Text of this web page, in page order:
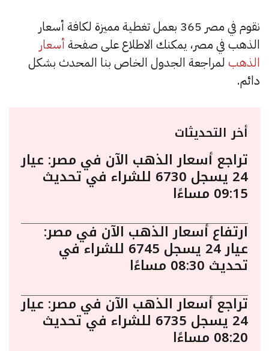
نقوم في مصر 365 بعمل تغطية مميزة لكافة أسعار
الذهب في مصر، يمكنك الاطلاع على صفحة أسعار
الذهب لمراجعة الجدول الخاص بنا المحدث بشكل
دائم.
أخر التحديثات
تراجع أسعار الذهب الآن في مصر: عيار
24 يسجل 6730 للشراء في تحديث
09:15 مساءًا
ارتفاع أسعار الذهب الآن في مصر:
عيار 24 يسجل 6745 للشراء في
تحديث 08:30 مساءًا
تراجع أسعار الذهب الآن في مصر: عيار
24 يسجل 6735 للشراء في تحديث
08:20 مساءًا